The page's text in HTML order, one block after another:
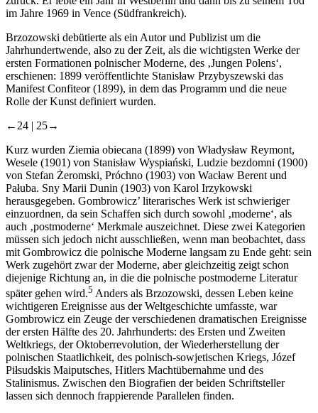
im Jahre 1969 in Vence (Südfrankreich).
Brzozowski debütierte als ein Autor und Publizist um die
Jahrhundertwende, also zu der Zeit, als die wichtigsten Werke der
ersten Formationen polnischer Moderne, des ‚Jungen Polens‘,
erschienen: 1899 veröffentlichte Stanisław Przybyszewski das
Manifest Confiteor(1899), in dem das Programm und die neue
Rolle der Kunst definiert wurden.
←24 | 25→
Kurz wurden Ziemia obiecana (1899) von Władysław Reymont,
Wesele (1901) von Stanisław Wyspiański, Ludzie bezdomni (1900)
von Stefan Żeromski, Próchno (1903) von Wacław Berent und
Pałuba. Sny Marii Dunin (1903) von Karol Irzykowski
herausgegeben. Gombrowicz’ literarisches Werk ist schwieriger
einzuordnen, da sein Schaffen sich durch sowohl ‚moderne‘, als
auch ‚postmoderne‘ Merkmale auszeichnet. Diese zwei Kategorien
müssen sich jedoch nicht ausschließen, wenn man beobachtet, dass
mit Gombrowicz die polnische Moderne langsam zu Ende geht: sein
Werk zugehört zwar der Moderne, aber gleichzeitig zeigt schon
diejenige Richtung an, in die die polnische postmoderne Literatur
später gehen wird.5 Anders als Brzozowski, dessen Leben keine
wichtigeren Ereignisse aus der Weltgeschichte umfasste, war
Gombrowicz ein Zeuge der verschiedenen dramatischen Ereignisse
der ersten Hälfte des 20. Jahrhunderts: des Ersten und Zweiten
Weltkriegs, der Oktoberrevolution, der Wiederherstellung der
polnischen Staatlichkeit, des polnisch-sowjetischen Kriegs, Józef
Piłsudskis Maiputsches, Hitlers Machtübernahme und des
Stalinismus. Zwischen den Biografien der beiden Schriftsteller
lassen sich dennoch frappierende Parallelen finden.